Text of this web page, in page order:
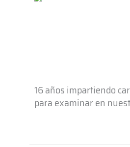
16 años impartiendo
para examinar en